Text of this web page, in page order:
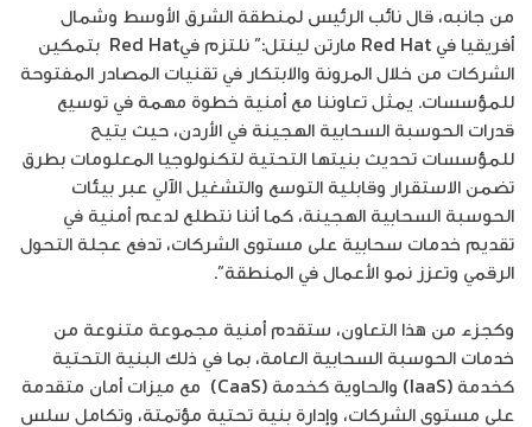
من جانبه، قال نائب الرئيس لمنطقة الشرق الأوسط وشمال
أفريقيا في Red Hat مارتن لينتل:” نلتزم فيRed Hat بتمكين
الشركات من خلال المرونة والابتكار في تقنيات المصادر المفتوحة
للمؤسسات. يمثل تعاوننا مع أمنية خطوة مهمة في توسيع
قدرات الحوسبة السحابية الهجينة في الأردن، حيث يتيح
للمؤسسات تحديث بنيتها التحتية لتكنولوجيا المعلومات بطرق
تضمن الاستقرار وقابلية التوسع والتشغيل الآلي عبر بيئات
الحوسبة السحابية الهجينة، كما أننا نتطلع لدعم أمنية في
تقديم خدمات سحابية على مستوى الشركات، تدفع عجلة التحول
الرقمي وتعزز نمو الأعمال في المنطقة”.
وكجزء من هذا التعاون، ستقدم أمنية مجموعة متنوعة من
خدمات الحوسبة السحابية العامة، بما في ذلك البنية التحتية
كخدمة (IaaS) والحاوية كخدمة (CaaS) مع ميزات أمان متقدمة
على مستوى الشركات، وإدارة بنية تحتية مؤتمتة، وتكامل سلس